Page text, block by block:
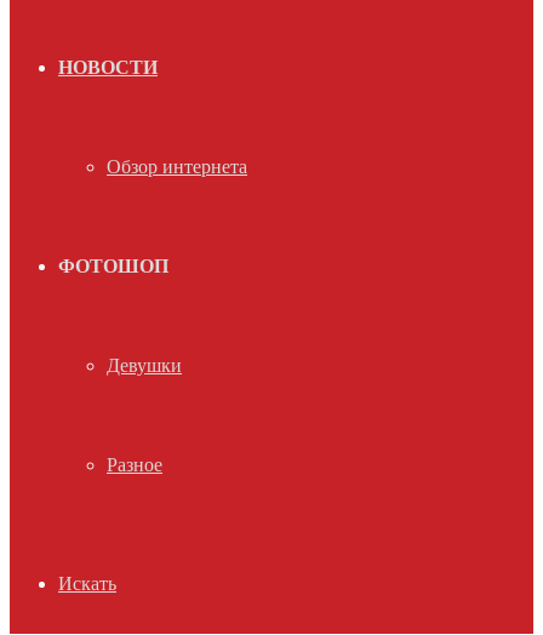
НОВОСТИ
Обзор интернета
ФОТОШОП
Девушки
Разное
Искать